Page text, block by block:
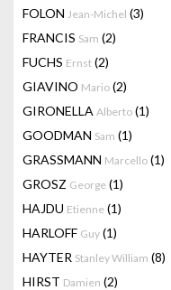
FOLON Jean-Michel (3)
FRANCIS Sam (2)
FUCHS Ernst (2)
GIAVINO Mario (2)
GIRONELLA Alberto (1)
GOODMAN Sam (1)
GRASSMANN Marcello (1)
GROSZ George (1)
HAJDU Etienne (1)
HARLOFF Guy (1)
HAYTER Stanley William (8)
HIRST Damien (2)